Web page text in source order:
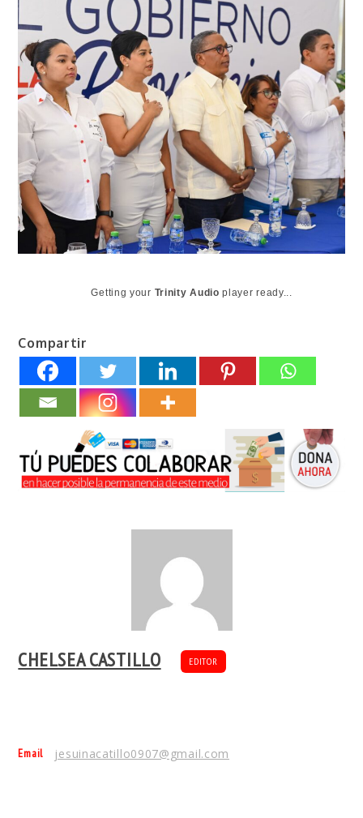
Getting your Trinity Audio player ready...
Compartir
CHELSEA CASTILLO EDITOR
Email jesuinacatillo0907@gmail.com